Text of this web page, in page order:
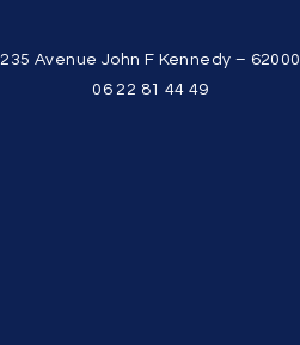
235 Avenue John F Kennedy – 62000
06 22 81 44 49